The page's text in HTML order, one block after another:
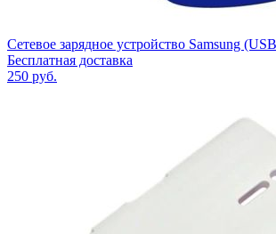
Сетевое зарядное устройство Samsung
Бесплатная доставка
250 руб.